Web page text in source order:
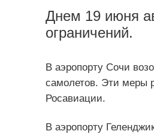
Днем 19 июня
ограничений.
В аэропорту Сочи
самолетов. Эти меры
Росавиации.
В аэропорту